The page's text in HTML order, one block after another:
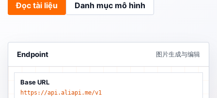
Đọc tài liệu Danh mục mô hình
Endpoint 图片生成与编辑
Base URL
https://api.aliapi.me/v1